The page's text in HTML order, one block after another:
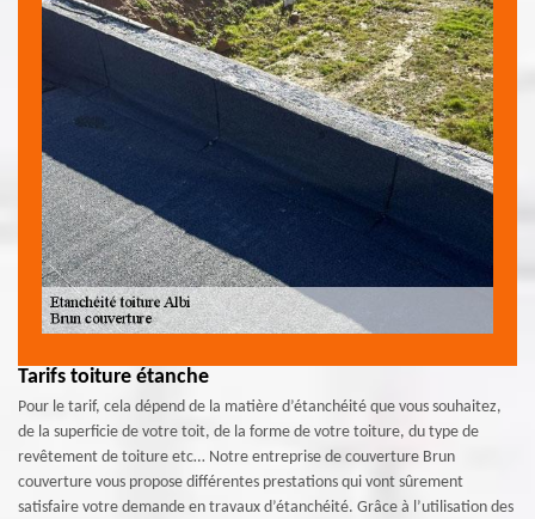
Tarifs toiture étanche
Pour le tarif, cela dépend de la matière d’étanchéité que vous souhaitez,
de la superficie de votre toit, de la forme de votre toiture, du type de
revêtement de toiture etc… Notre entreprise de couverture Brun
couverture vous propose différentes prestations qui vont sûrement
satisfaire votre demande en travaux d’étanchéité. Grâce à l’utilisation des